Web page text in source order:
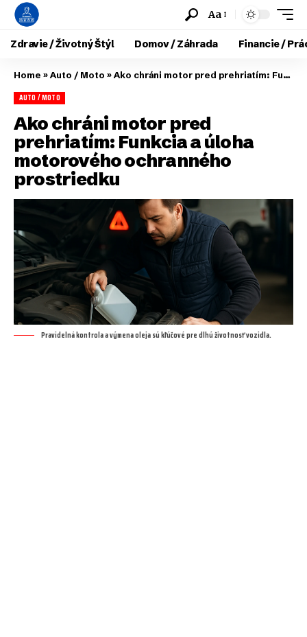
Aa
Zdravie / Životný Štýl Domov / Záhrada Financie /
Home »Auto / Moto »Ako chráni motor pred prehriatím: Funkcia a úloha motorového ochranného prostriedku
AUTO / MOTO
Ako chráni motor pred
prehriatím: Funkcia a úloha
motorového ochranného
prostriedku
Pravidelná kontrola a výmena oleja sú kľúčové pre dlhú životnosť vozidla.